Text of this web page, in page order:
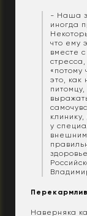
- Наша
иногда
что ему
вместе
«потому
это, как
у
Наверняка